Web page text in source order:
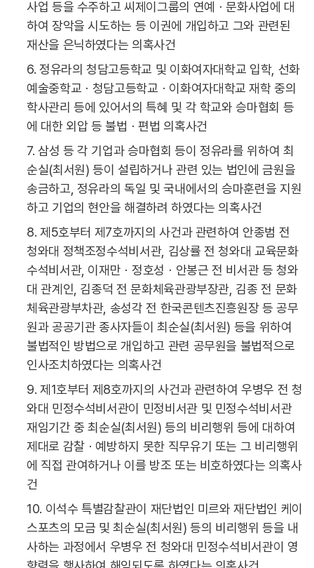
사업 등을 수주하고 씨제이그룹의 연예ㆍ문화사업에 대
하여 장악을 시도하는 등 이권에 개입하고 그와 관련된
재산을 은닉하였다는 의혹사건
6. 정유라의 청담고등학교 및 이화여자대학교 입학, 선화
예술중학교ㆍ청담고등학교ㆍ이화여자대학교 재학 중의
학사관리 등에 있어서의 특혜 및 각 학교와 승마협회 등
에 대한 외압 등 불법ㆍ편법 의혹사건
7. 삼성 등 각 기업과 승마협회 등이 정유라를 위하여 최
순실(최서원) 등이 설립하거나 관련 있는 법인에 금원을
송금하고, 정유라의 독일 및 국내에서의 승마훈련을 지원
하고 기업의 현안을 해결하려 하였다는 의혹사건
8. 제5호부터 제7호까지의 사건과 관련하여 안종범 전
청와대 정책조정수석비서관, 김상률 전 청와대 교육문화
수석비서관, 이재만ㆍ정호성ㆍ안봉근 전 비서관 등 청와
대 관계인, 김종덕 전 문화체육관광부장관, 김종 전 문화
체육관광부차관, 송성각 전 한국콘텐츠진흥원장 등 공무
원과 공공기관 종사자들이 최순실(최서원) 등을 위하여
불법적인 방법으로 개입하고 관련 공무원을 불법적으로
인사조치하였다는 의혹사건
9. 제1호부터 제8호까지의 사건과 관련하여 우병우 전 청
와대 민정수석비서관이 민정비서관 및 민정수석비서관
재임기간 중 최순실(최서원) 등의 비리행위 등에 대하여
제대로 감찰ㆍ예방하지 못한 직무유기 또는 그 비리행위
에 직접 관여하거나 이를 방조 또는 비호하였다는 의혹사
건
10. 이석수 특별감찰관이 재단법인 미르와 재단법인 케이
스포츠의 모금 및 최순실(최서원) 등의 비리행위 등을 내
사하는 과정에서 우병우 전 청와대 민정수석비서관이 영